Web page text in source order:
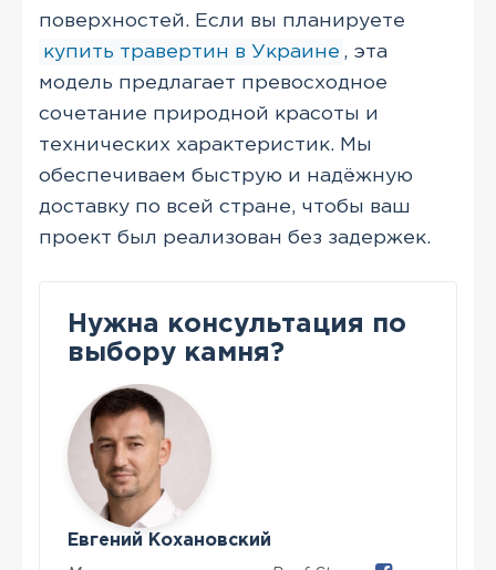
поверхностей. Если вы планируете
купить травертин в Украине , эта
модель предлагает превосходное
сочетание природной красоты и
технических характеристик. Мы
обеспечиваем быструю и надёжную
доставку по всей стране, чтобы ваш
проект был реализован без задержек.
Нужна консультация по
выбору камня?
Евгений Кохановский